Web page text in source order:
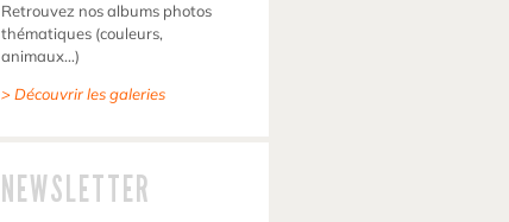
Retrouvez nos albums photos
thématiques (couleurs,
animaux…)
> Découvrir les galeries
NEWSLETTER